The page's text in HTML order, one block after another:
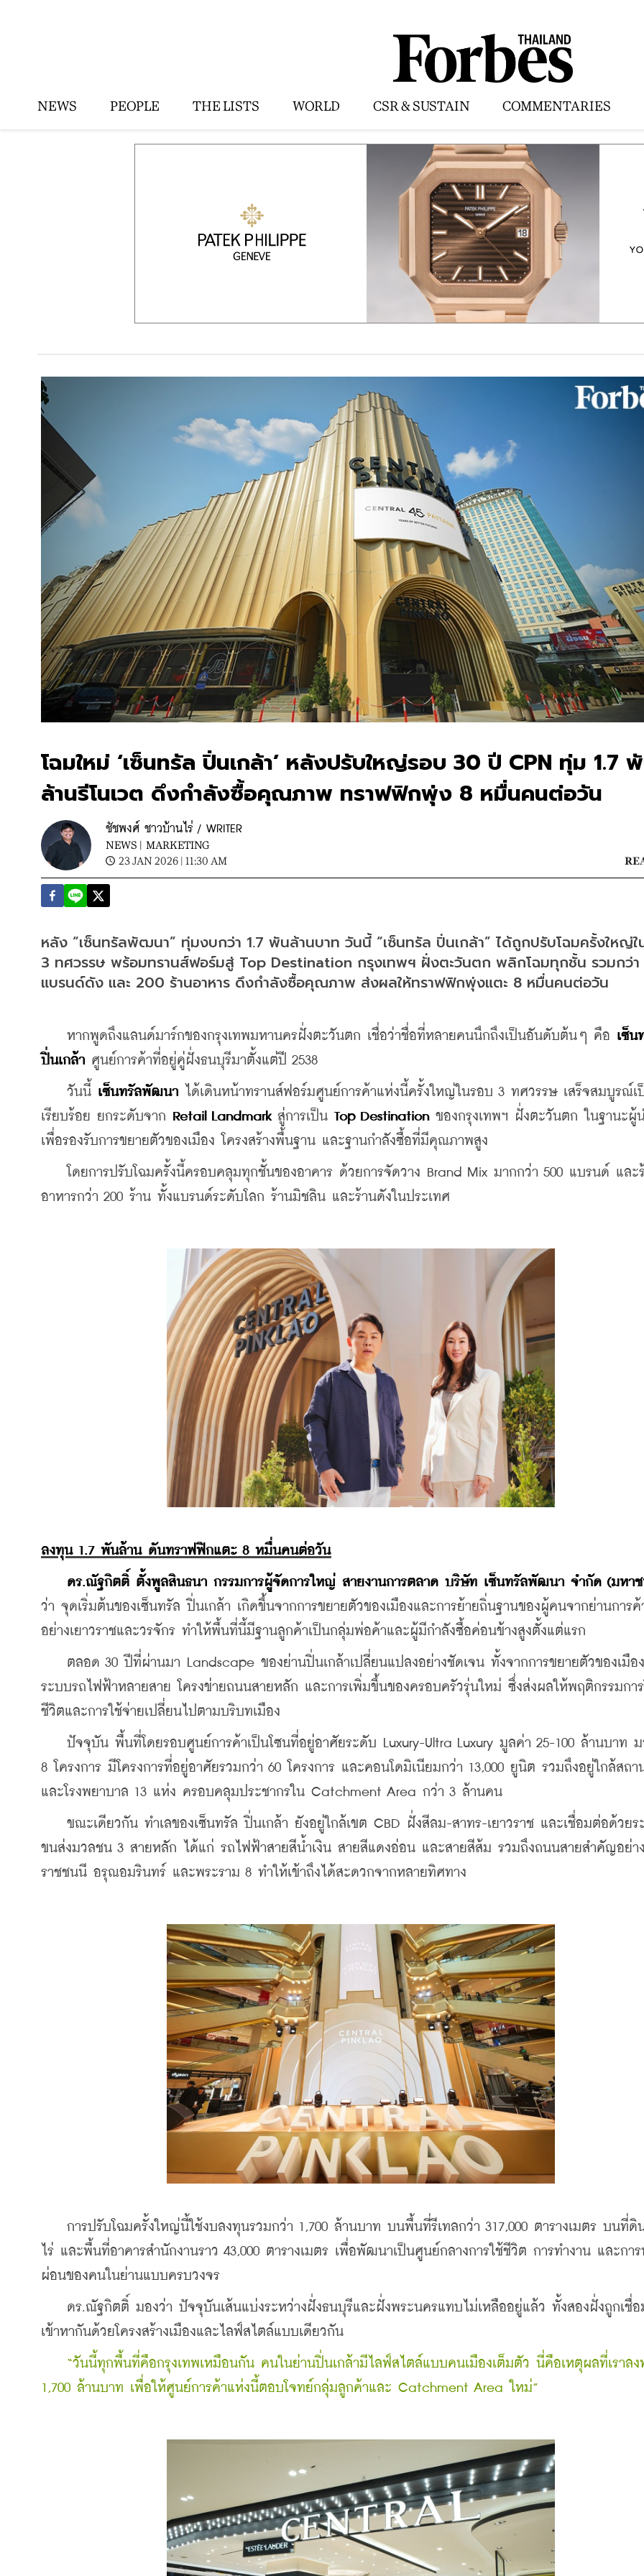
NEWS PEOPLE THE LISTS WORLD CSR & SUSTAIN COMMENTARIES
โฉมใหม่ ‘เซ็นทรัล ปิ่นเกล้า’ หลังปรับใหญ่รอบ 30 ปี CPN ทุ่ม 1.7
ล้านรีโนเวต ดึงกำลังซื้อคุณภาพ ทราฟฟิกพุ่ง 8 หมื่นคนต่อวัน
ชัชพงศ์ ชาวบ้านไร่ / WRITER
NEWS | MARKETING
23 JAN 2026 | 11:30 AM
หลัง “เซ็นทรัลพัฒนา” ทุ่มงบกว่า 1.7 พันล้านบาท วันนี้ “เซ็นทรัล ปิ่นเกล้า” ได้ถูกปรับโฉมครั้งใหญ่ใ
3 ทศวรรษ พร้อมทรานส์ฟอร์มสู่ Top Destination กรุงเทพฯ ฝั่งตะวันตก พลิกโฉมทุกชั้น รวมกว่
แบรนด์ดัง และ 200 ร้านอาหาร ดึงกำลังซื้อคุณภาพ ส่งผลให้ทราฟฟิกพุ่งแตะ 8 หมื่นคนต่อวัน
หากพูดถึงแลนด์มาร์กของกรุงเทพมหานครฝั่งตะวันตก เชื่อว่าชื่อที่หลายคนนึกถึงเป็นอันดับต้นๆ คือ เซ็น
ปิ่นเกล้า ศูนย์การค้าที่อยู่คู่ฝั่งธนบุรีมาตั้งแต่ปี 2538
วันนี้ เซ็นทรัลพัฒนา ได้เดินหน้าทรานส์ฟอร์มศูนย์การค้าแห่งนี้ครั้งใหญ่ในรอบ 3 ทศวรรษ เสร็จสมบูรณ์เ
เรียบร้อย ยกระดับจาก Retail Landmark สู่การเป็น Top Destination ของกรุงเทพฯ ฝั่งตะวันตก ในฐานะผู้
เพื่อรองรับการขยายตัวของเมือง โครงสร้างพื้นฐาน และฐานกำลังซื้อที่มีคุณภาพสูง
โดยการปรับโฉมครั้งนี้ครอบคลุมทุกชั้นของอาคาร ด้วยการจัดวาง Brand Mix มากกว่า 500 แบรนด์ และ
อาหารกว่า 200 ร้าน ทั้งแบรนด์ระดับโลก ร้านมิชลิน และร้านดังในประเทศ
ลงทุน 1.7 พันล้าน ดันทราฟฟิกแตะ 8 หมื่นคนต่อวัน
ดร.ณัฐกิตติ์ ตั้งพูลสินธนา กรรมการผู้จัดการใหญ่ สายงานการตลาด บริษัท เซ็นทรัลพัฒนา จำกัด (มหา
ว่า จุดเริ่มต้นของเซ็นทรัล ปิ่นเกล้า เกิดขึ้นจากการขยายตัวของเมืองและการย้ายถิ่นฐานของผู้คนจากย่านการค้
อย่างเยาวราชและวรจักร ทำให้พื้นที่นี้มีฐานลูกค้าเป็นกลุ่มพ่อค้าและผู้มีกำลังซื้อค่อนข้างสูงตั้งแต่แรก
ตลอด 30 ปีที่ผ่านมา Landscape ของย่านปิ่นเกล้าเปลี่ยนแปลงอย่างชัดเจน ทั้งจากการขยายตัวของเมือง
ระบบรถไฟฟ้าหลายสาย โครงข่ายถนนสายหลัก และการเพิ่มขึ้นของครอบครัวรุ่นใหม่ ซึ่งส่งผลให้พฤติกรรมกา
ชีวิตและการใช้จ่ายเปลี่ยนไปตามบริบทเมือง
ปัจจุบัน พื้นที่โดยรอบศูนย์การค้าเป็นโซนที่อยู่อาศัยระดับ Luxury-Ultra Luxury มูลค่า 25-100 ล้านบาท ม
8 โครงการ มีโครงการที่อยู่อาศัยรวมกว่า 60 โครงการ และคอนโดมิเนียมกว่า 13,000 ยูนิต รวมถึงอยู่ใกล้สถา
และโรงพยาบาล 13 แห่ง ครอบคลุมประชากรใน Catchment Area กว่า 3 ล้านคน
ขณะเดียวกัน ทำเลของเซ็นทรัล ปิ่นเกล้า ยังอยู่ใกล้เขต CBD ฝั่งสีลม-สาทร-เยาวราช และเชื่อมต่อด้วยร
ขนส่งมวลชน 3 สายหลัก ได้แก่ รถไฟฟ้าสายสีน้ำเงิน สายสีแดงอ่อน และสายสีส้ม รวมถึงถนนสายสำคัญอย่า
ราชชนนี อรุณอมรินทร์ และพระราม 8 ทำให้เข้าถึงได้สะดวกจากหลายทิศทาง
การปรับโฉมครั้งใหญ่นี้ใช้งบลงทุนรวมกว่า 1,700 ล้านบาท บนพื้นที่รีเทลกว่า 317,000 ตารางเมตร บนที่ดิ
ไร่ และพื้นที่อาคารสำนักงานราว 43,000 ตารางเมตร เพื่อพัฒนาเป็นศูนย์กลางการใช้ชีวิต การทำงาน และกา
ผ่อนของคนในย่านแบบครบวงจร
ดร.ณัฐกิตติ์ มองว่า ปัจจุบันเส้นแบ่งระหว่างฝั่งธนบุรีและฝั่งพระนครแทบไม่เหลืออยู่แล้ว ทั้งสองฝั่งถูกเชื่อ
เข้าหากันด้วยโครงสร้างเมืองและไลฟ์สไตล์แบบเดียวกัน
“วันนี้ทุกพื้นที่คือกรุงเทพเหมือนกัน คนในย่านปิ่นเกล้ามีไลฟ์สไตล์แบบคนเมืองเต็มตัว นี่คือเหตุผลที่เราลง
1,700 ล้านบาท เพื่อให้ศูนย์การค้าแห่งนี้ตอบโจทย์กลุ่มลูกค้าและ Catchment Area ใหม่”